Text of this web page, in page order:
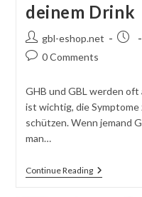
deinem Drink
Post
author:
gbl-eshop.net
Post
Post0 Comments
GHB und GBL werden
ist wichtig, die Symptome
schützen. Wenn jemand
man…
Continue ReadingKO-
Tropfen